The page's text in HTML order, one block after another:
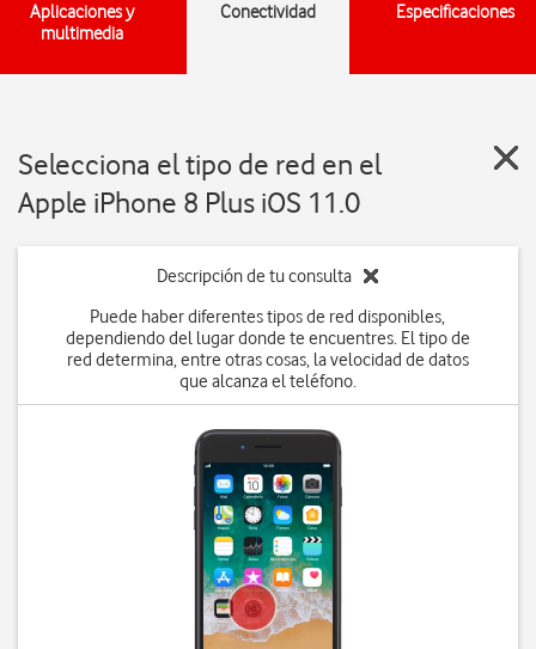
Aplicaciones y
multimedia
Conectividad Especificaciones
Selecciona el tipo de red en el
Apple iPhone 8 Plus iOS 11.0
Descripción de tu consulta
Puede haber diferentes tipos de red disponibles,
dependiendo del lugar donde te encuentres. El tipo de
red determina, entre otras cosas, la velocidad de datos
que alcanza el teléfono.